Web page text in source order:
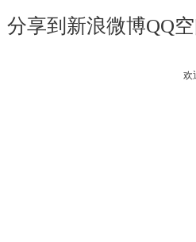
分享到 新浪微博QQ
欢